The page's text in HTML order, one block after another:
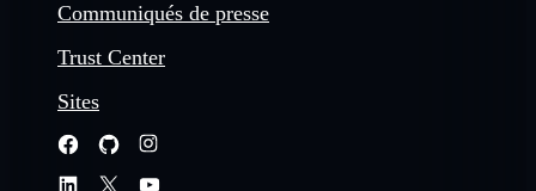
Communiqués de presse
Trust Center
Sites